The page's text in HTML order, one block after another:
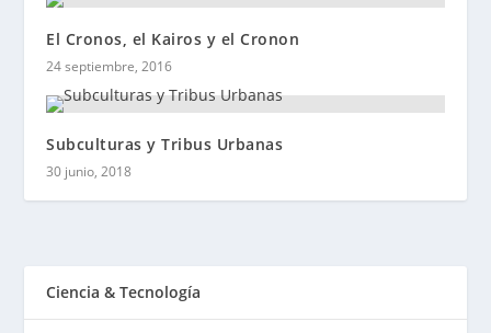
El Cronos, el Kairos y el Cronon
24 septiembre, 2016
Subculturas y Tribus Urbanas
30 junio, 2018
Ciencia & Tecnología